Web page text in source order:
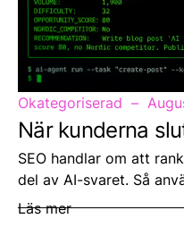
Okategoriserad
När kunderna
SEO handlar om att
del av AI-svaret. Så
Läs mer